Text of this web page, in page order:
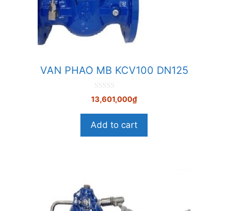
VAN PHAO MB KCV100 DN125
0
n
à
5
13,601,000₫
Add to cart